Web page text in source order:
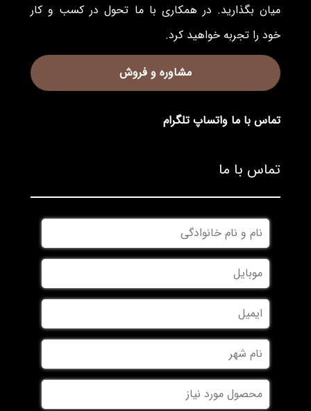
میان بگذارید. در همکاری با ما تحول در کسب و کار
خود را تجربه خواهید کرد.
مشاوره و فروش
تماس با ما واتساپ تلگرام
تماس با ما
*